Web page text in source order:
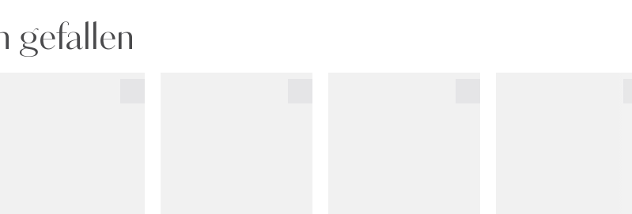
gefallen